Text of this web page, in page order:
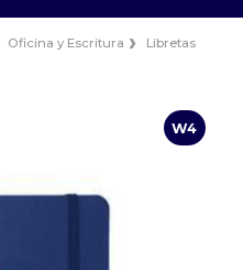
Oficina y Escritura
Libretas
W4